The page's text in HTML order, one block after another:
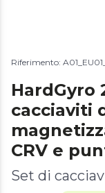
Riferimento:
HardGyro
cacciaviti
CRV e
Set di